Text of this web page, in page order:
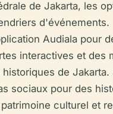
de Jakarta, les
d'événements.
Audiala pour
interactives et des
de Jakarta.
sociaux pour des
culturel et